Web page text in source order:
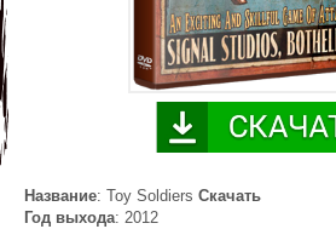
Название: Toy Soldiers Скачать
Год выхода: 2012